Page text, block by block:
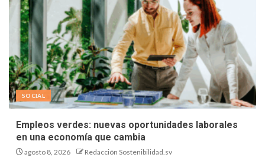
SOCIAL
Empleos verdes: nuevas oportunidades laborales
en una economía que cambia
agosto 8, 2026 Redacción Sostenibilidad.sv